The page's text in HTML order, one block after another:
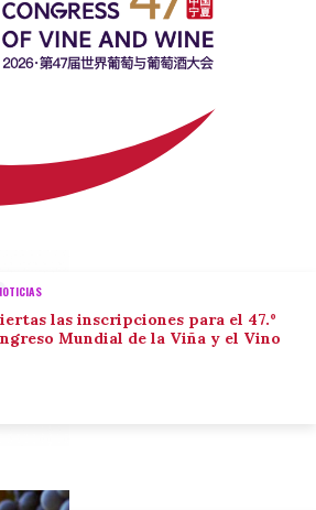
las inscripciones para el 47.º
Mundial de la Viña y el Vino